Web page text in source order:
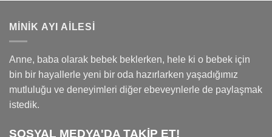
MINIK AYI AILESI
Anne, baba olarak bebek beklerken, hele ki o bebek için
bin bir hayallerle yeni bir oda hazırlarken yaşadığımız
mutluluğu ve deneyimleri diğer ebeveynlerle de paylaşmak
istedik.
SOSYAL MEDYA'DA TAKİP ET!